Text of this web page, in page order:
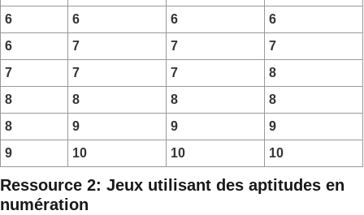
6
6 6
6
6
7 7
7
7
7 7
8
8
8 8
8
8
9 9
9
9
10 10 10
Ressource 2: Jeux utilisant des aptitudes en
numération